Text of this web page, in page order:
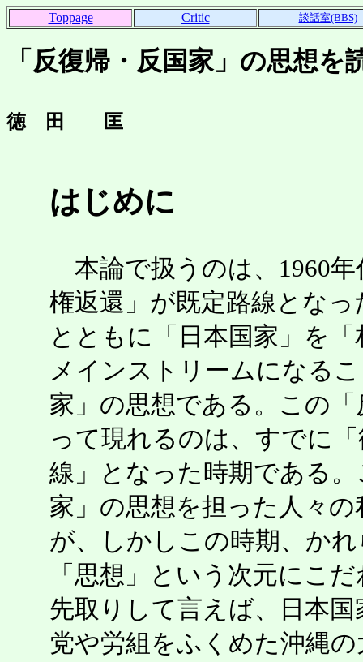
Toppage Critic 談話室(BBS)
「反復帰・反国家」の思想を
徳 田 匡
はじめに
本論で扱うのは、1960年
権返還」が既定路線とな
とともに「日本国家」を
メインストリームになる
家」の思想である。この
って現れるのは、すでに
線」となった時期である
家」の思想を担った人々
が、しかしこの時期、か
「思想」という次元にこ
先取りして言えば、日本
党や労組をふくめた沖縄